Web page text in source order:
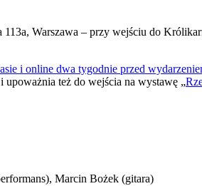
113a, Warszawa – przy wejściu do
i online dwa tygodnie przed
też do wejścia na wystawę „
Marcin Bożek (gitara)